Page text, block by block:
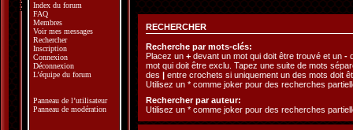
RECHERCHER
Recherche par mots-clés:
Placez un + devant un mot qui doit être trouvé et un -
mot qui doit être exclu. Tapez une suite de mots
des | entre crochets si uniquement un des mots doit
Utilisez un * comme joker pour des recherches
Rechercher par auteur:
Utilisez un * comme joker pour des recherches
Index du forum
FAQ
Membres
Voir mes messages
Rechercher
Inscription
Connexion
Déconnexion
L’équipe du forum
Panneau de l’utilisateur
Panneau de modération